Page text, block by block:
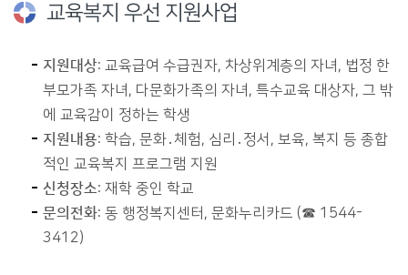
교육복지 우선 지원사업
지원대상: 교육급여 수급권자, 차상위계층의 자녀, 법정 한
부모가족 자녀, 다문화가족의 자녀, 특수교육 대상자, 그 밖
에 교육감이 정하는 학생
지원내용: 학습, 문화․체험, 심리․정서, 보육, 복지 등 종합
적인 교육복지 프로그램 지원
신청장소: 재학 중인 학교
문의전화: 동 행정복지센터, 문화누리카드 (☎ 1544-
3412)